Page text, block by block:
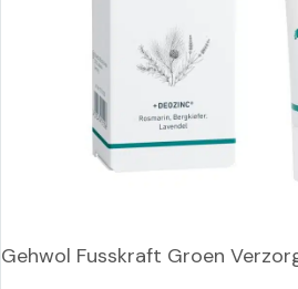
Gehwol Fusskraft Groen